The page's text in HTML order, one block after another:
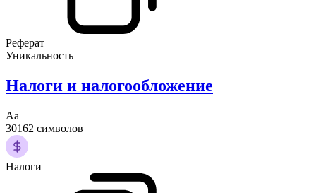
Реферат
Уникальность
Налоги и налогообложение
Аа
30162 символов
Налоги